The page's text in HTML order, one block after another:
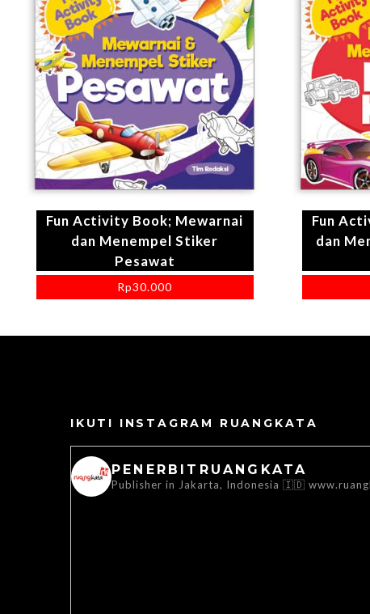
Fun Activity Book; Mewarnai
dan Menempel Stiker
Pesawat
Rp30.000
Fun
dan
IKUTI INSTAGRAM RUANGKATA
PENERBITRUANGKATA
Publisher in Jakarta, Indonesia 🇮🇩